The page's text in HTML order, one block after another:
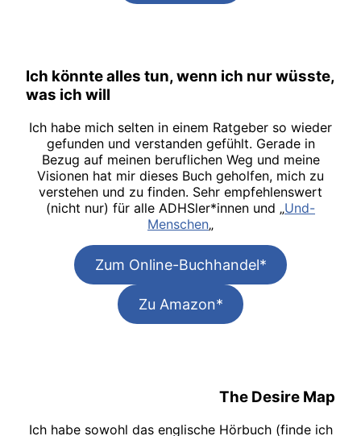
Ich könnte alles tun, wenn ich nur wüsste,
was ich will
Ich habe mich selten in einem Ratgeber so wieder
gefunden und verstanden gefühlt. Gerade in
Bezug auf meinen beruflichen Weg und meine
Visionen hat mir dieses Buch geholfen, mich zu
verstehen und zu finden. Sehr empfehlenswert
(nicht nur) für alle ADHSler*innen und „Und-
Menschen„
Zum Online-Buchhandel*
Zu Amazon*
The Desire Map
Ich habe sowohl das englische Hörbuch (finde ich